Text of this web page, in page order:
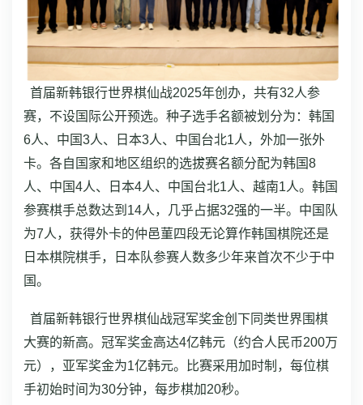
首届新韩银行世界棋仙战2025年创办，共有32人参
赛，不设国际公开预选。种子选手名额被划分为：韩国
6人、中国3人、日本3人、中国台北1人，外加一张外
卡。各自国家和地区组织的选拔赛名额分配为韩国8
人、中国4人、日本4人、中国台北1人、越南1人。韩国
参赛棋手总数达到14人，几乎占据32强的一半。中国队
为7人，获得外卡的仲邑菫四段无论算作韩国棋院还是
日本棋院棋手，日本队参赛人数多少年来首次不少于中
国。
首届新韩银行世界棋仙战冠军奖金创下同类世界围棋
大赛的新高。冠军奖金高达4亿韩元（约合人民币200万
元），亚军奖金为1亿韩元。比赛采用加时制，每位棋
手初始时间为30分钟，每步棋加20秒。